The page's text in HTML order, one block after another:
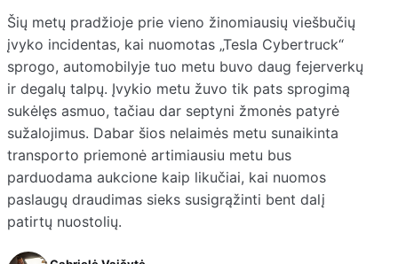
Šių metų pradžioje prie vieno žinomiausių viešbučių
įvyko incidentas, kai nuomotas „Tesla Cybertruck“
sprogo, automobilyje tuo metu buvo daug fejerverkų
ir degalų talpų. Įvykio metu žuvo tik pats sprogimą
sukėlęs asmuo, tačiau dar septyni žmonės patyrė
sužalojimus. Dabar šios nelaimės metu sunaikinta
transporto priemonė artimiausiu metu bus
parduodama aukcione kaip likučiai, kai nuomos
paslaugų draudimas sieks susigrąžinti bent dalį
patirtų nuostolių.